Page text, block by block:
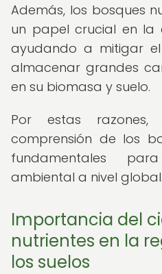
Además, los bosques
un papel crucial en
ayudando a mitigar
almacenar grandes
en su biomasa y suelo.
Por estas
comprensión de los
fundamentales
ambiental a nivel global.
Importancia del
nutrientes en la
los suelos